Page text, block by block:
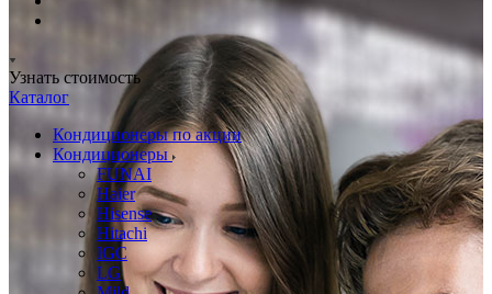
Узнать стоимость
Каталог
Кондиционеры по акции
Кондиционеры
FUNAI
Haier
Hisense
Hitachi
IGC
LG